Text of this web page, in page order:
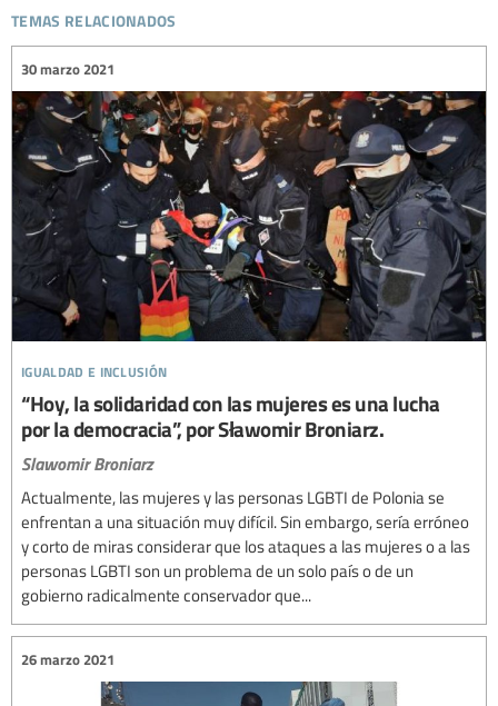
temas relacionados
igualdad e inclusión
30 marzo 2021
“Hoy, la solidaridad con las mujeres es una lucha
por la democracia”, por Sławomir Broniarz.
Slawomir Broniarz
Actualmente, las mujeres y las personas LGBTI de Polonia se
enfrentan a una situación muy difícil. Sin embargo, sería erróneo
y corto de miras considerar que los ataques a las mujeres o a las
personas LGBTI son un problema de un solo país o de un
gobierno radicalmente conservador que...
26 marzo 2021